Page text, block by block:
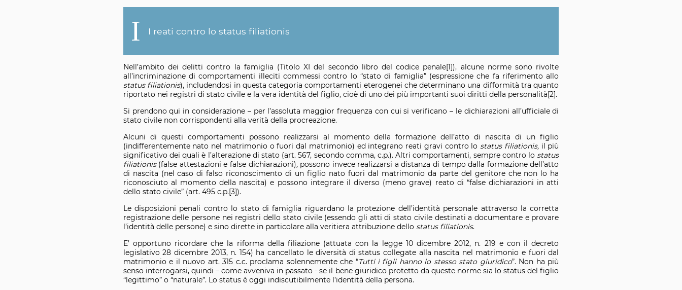
I I reati contro lo status filiationis
Nell’ambito dei delitti contro la famiglia (Titolo XI del secondo libro del codice penale[1]), alcune norme sono rivolte
all’incriminazione di comportamenti illeciti commessi contro lo “stato di famiglia” (espressione che fa riferimento allo
status filiationis), includendosi in questa categoria comportamenti eterogenei che determinano una difformità tra quanto
riportato nei registri di stato civile e la vera identità del figlio, cioè di uno dei più importanti suoi diritti della personalità[2].
Si prendono qui in considerazione – per l’assoluta maggior frequenza con cui si verificano – le dichiarazioni all’ufficiale di
stato civile non corrispondenti alla verità della procreazione.
Alcuni di questi comportamenti possono realizzarsi al momento della formazione dell’atto di nascita di un figlio
(indifferentemente nato nel matrimonio o fuori dal matrimonio) ed integrano reati gravi contro lostatus filiationis, il più
significativo dei quali è l’alterazione di stato (art. 567, secondo comma, c.p.). Altri comportamenti, sempre contro lostatus
filiationis (false attestazioni e false dichiarazioni), possono invece realizzarsi a distanza di tempo dalla formazione dell’atto
di nascita (nel caso di falso riconoscimento di un figlio nato fuori dal matrimonio da parte del genitore che non lo ha
riconosciuto al momento della nascita) e possono integrare il diverso (meno grave) reato di “false dichiarazioni in atti
dello stato civile” (art. 495 c.p.[3]).
Le disposizioni penali contro lo stato di famiglia riguardano la protezione dell’identità personale attraverso la corretta
registrazione delle persone nei registri dello stato civile (essendo gli atti di stato civile destinati a documentare e provare
l’identità delle persone) e sino dirette in particolare alla veritiera attribuzione dello status filiationis.
E’ opportuno ricordare che la riforma della filiazione (attuata con la legge 10 dicembre 2012, n. 219 e con il decreto
legislativo 28 dicembre 2013, n. 154) ha cancellato le diversità di status collegate alla nascita nel matrimonio e fuori dal
matrimonio e il nuovo art. 315 c.c. proclama solennemente che “Tutti i figli hanno lo stesso stato giuridico”. Non ha più
senso interrogarsi, quindi – come avveniva in passato - se il bene giuridico protetto da queste norme sia lo status del figlio
“legittimo” o “naturale”. Lo status è oggi indiscutibilmente l’identità della persona.